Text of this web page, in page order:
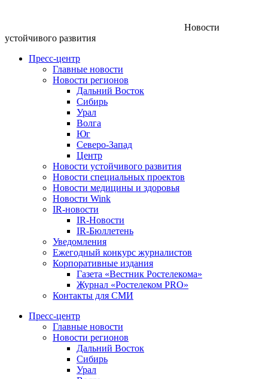
Новости
устойчивого развития
Пресс-центр
Главные новости
Новости регионов
Дальний Восток
Сибирь
Урал
Волга
Юг
Северо-Запад
Центр
Новости устойчивого развития
Новости специальных проектов
Новости медицины и здоровья
Новости Wink
IR-новости
IR-Новости
IR-Бюллетень
Уведомления
Ежегодный конкурс журналистов
Корпоративные издания
Газета «Вестник Ростелекома»
Журнал «Ростелеком PRO»
Контакты для СМИ
Пресс-центр
Главные новости
Новости регионов
Дальний Восток
Сибирь
Урал